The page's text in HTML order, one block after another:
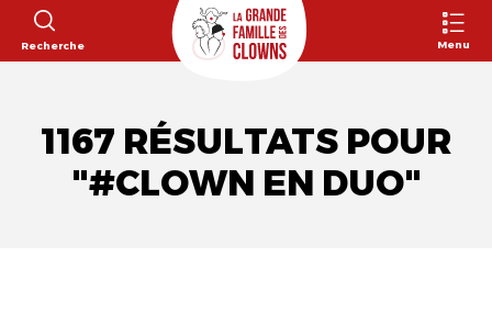
Recherche Menu
1167 RÉSULTATS POUR
"#CLOWN EN DUO"